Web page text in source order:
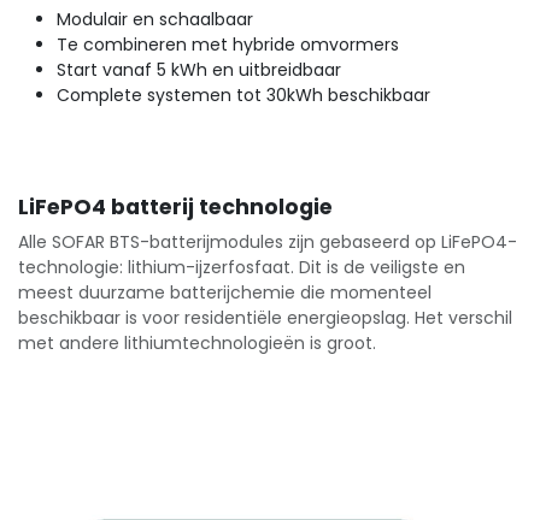
Modulair en schaalbaar
Te combineren met hybride omvormers
Start vanaf 5 kWh en uitbreidbaar
Complete systemen tot 30kWh beschikbaar
LiFePO4 batterij technologie
Alle SOFAR BTS-batterijmodules zijn gebaseerd op LiFePO4-
technologie: lithium-ijzerfosfaat. Dit is de veiligste en
meest duurzame batterijchemie die momenteel
beschikbaar is voor residentiële energieopslag. Het verschil
met andere lithiumtechnologieën is groot.